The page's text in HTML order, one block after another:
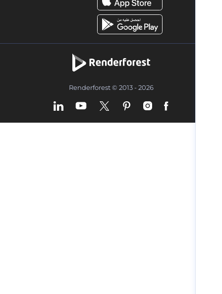
Renderforest © 2013 - 2026